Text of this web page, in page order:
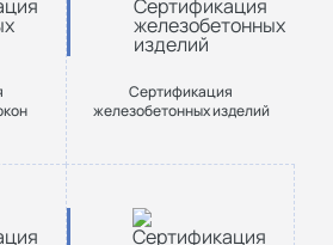
Сертификация
железобетонных изделий